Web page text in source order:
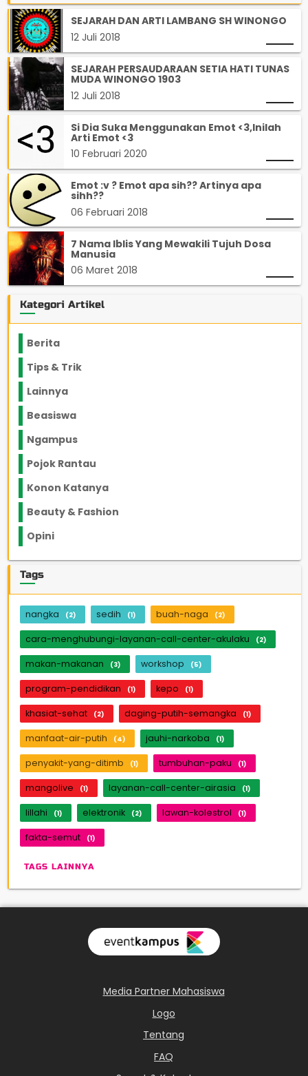
SEJARAH DAN ARTI LAMBANG SH WINONGO
12 Juli 2018
SEJARAH PERSAUDARAAN SETIA HATI TUNAS
MUDA WINONGO 1903
12 Juli 2018
Si Dia Suka Menggunakan Emot <3,Inilah
Arti Emot <3
10 Februari 2020
Emot :v ? Emot apa sih?? Artinya apa
sihh??
06 Februari 2018
7 Nama Iblis Yang Mewakili Tujuh Dosa
Manusia
06 Maret 2018
Kategori Artikel
Berita
Tips & Trik
Lainnya
Beasiswa
Ngampus
Pojok Rantau
Konon Katanya
Beauty & Fashion
Opini
Tags
nangka (2) sedih (1) buah-naga (2)
cara-menghubungi-layanan-call-center-akulaku (2)
makan-makanan (3) workshop (5)
program-pendidikan (1) kepo (1)
khasiat-sehat (2) daging-putih-semangka (1)
manfaat-air-putih (4) jauhi-narkoba (1)
penyakit-yang-ditimb (1) tumbuhan-paku (1)
mangolive (1) layanan-call-center-airasia (1)
lillahi (1) elektronik (2) lawan-kolestrol (1)
fakta-semut (1)
TAGS LAINNYA
Media Partner Mahasiswa
Logo
Tentang
FAQ